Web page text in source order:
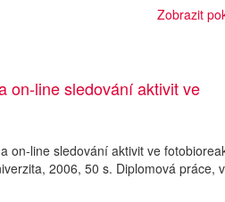
Zobrazit
on-line sledování aktivit ve
on-line sledování aktivit ve
2006, 50 s. Diplomová práce,